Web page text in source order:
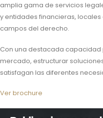
amplia gama de servicios
y entidades financieras,
campos del derecho.
Con una destacada
mercado, estructurar
satisfagan las diferentes
Ver brochure